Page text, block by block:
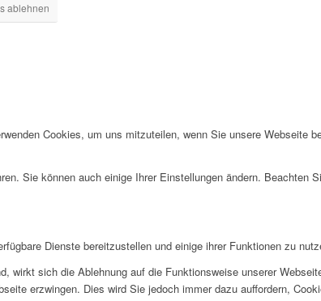
ablehnen
Cookies, um uns mitzuteilen, wenn Sie unsere Webseite
Sie können auch einige Ihrer Einstellungen ändern.
Dienste bereitzustellen und einige ihrer Funktionen zu
wirkt sich die Ablehnung auf die Funktionsweise unserer
erzwingen. Dies wird Sie jedoch immer dazu auffordern,